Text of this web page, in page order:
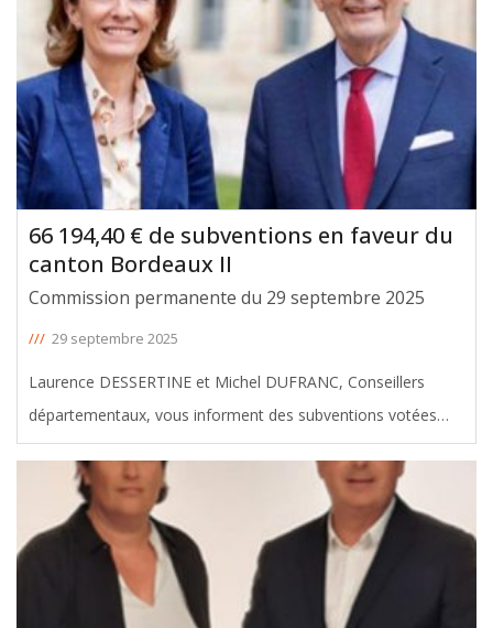
66 194,40 € de subventions en faveur du
canton Bordeaux II
Commission permanente du 29 septembre 2025
/// 29 septembre 2025
Laurence DESSERTINE et Michel DUFRANC, Conseillers
départementaux, vous informent des subventions votées
avec leur soutien en faveur du canton de Bordeaux II, lors de
la Commission Permanente du 29 septembre 2025. Le
montant total de ces